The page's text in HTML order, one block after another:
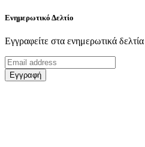
Ενημερωτικό Δελτίο
Εγγραφείτε στα ενημερωτικά
Εγγραφή